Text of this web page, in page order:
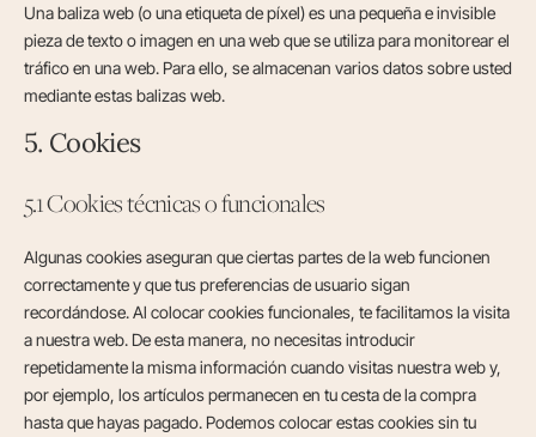
Una baliza web (o una etiqueta de píxel) es una pequeña e invisible
pieza de texto o imagen en una web que se utiliza para monitorear el
tráfico en una web. Para ello, se almacenan varios datos sobre usted
mediante estas balizas web.
5. Cookies
5.1 Cookies técnicas o funcionales
Algunas cookies aseguran que ciertas partes de la web funcionen
correctamente y que tus preferencias de usuario sigan
recordándose. Al colocar cookies funcionales, te facilitamos la visita
a nuestra web. De esta manera, no necesitas introducir
repetidamente la misma información cuando visitas nuestra web y,
por ejemplo, los artículos permanecen en tu cesta de la compra
hasta que hayas pagado. Podemos colocar estas cookies sin tu